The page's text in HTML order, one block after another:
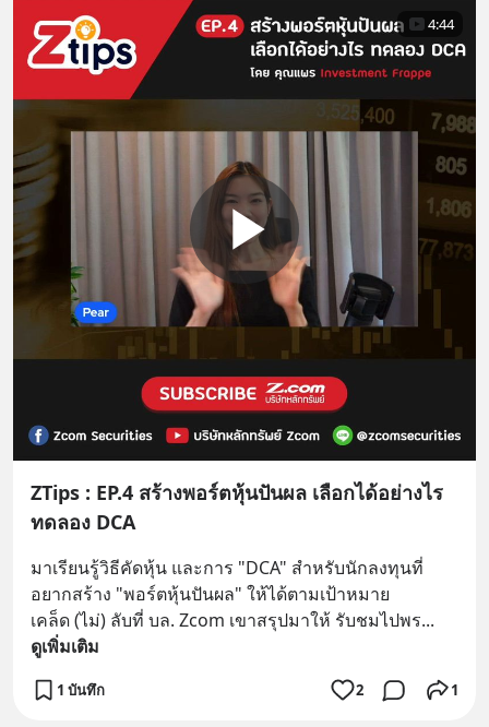
4:44
ZTips : EP.4 สร้างพอร์ตหุ้นปันผล เลือกได้อย่างไร
ทดลอง DCA
มาเรียนรู้วิธีคัดหุ้น และการ "DCA" สำหรับนักลงทุนที่
อยากสร้าง "พอร์ตหุ้นปันผล" ให้ได้ตามเป้าหมาย
เคล็ด (ไม่) ลับที่ บล. Zcom เขาสรุปมาให้ รับชมไปพร...
ดูเพิ่มเติม
1 บันทึก 2 1